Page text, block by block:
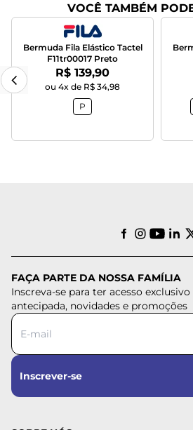
VOCÊ TAMBÉM
Bermuda Fila Elástico Tactel
F11tr00017 Preto
Por:
R$ 139,90
ou 4x de R$ 34,98
P
FAÇA PARTE DA NOSSA FAMÍLIA
Inscreva-se para ter acesso exclusivo
antecipada, novidades e promoções
Inscrever-se